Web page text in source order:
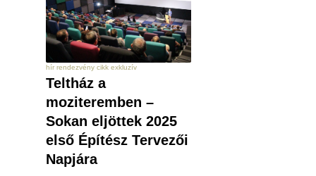
hír rendezvény cikk exkluzív
Teltház a
moziteremben –
Sokan eljöttek 2025
első Építész Tervezői
Napjára